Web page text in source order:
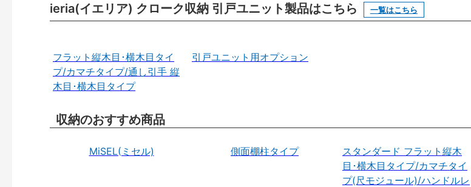
ieria(イエリア) クローク収納 引戸ユニット製品はこちら 一覧はこちら
フラット縦木目･横木目タイ
プ/カマチタイプ/通し引手 縦
木目･横木目タイプ
引戸ユニット用オプション
収納のおすすめ商品
MiSEL(ミセル) 側面棚柱タイプ
スタンダード フラット縦木
目･横木目タイプ/カマチタイ
プ(尺モジュール)/ハンドルレ